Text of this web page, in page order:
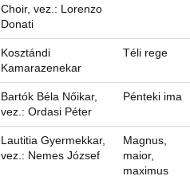
Choir, vez.: Lorenzo
Donati
Kosztándi
Kamarazenekar
Téli rege
Bartók Béla Nőikar,
vez.: Ordasi Péter
Pénteki ima
Lautitia Gyermekkar,
vez.: Nemes József
Magnus,
maior,
maximus